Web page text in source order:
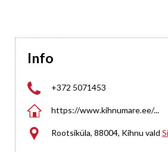
Info
 +372 5071453
 https://www.kihnumare.ee/...
 Rootsiküla, 88004, Kihnu vald